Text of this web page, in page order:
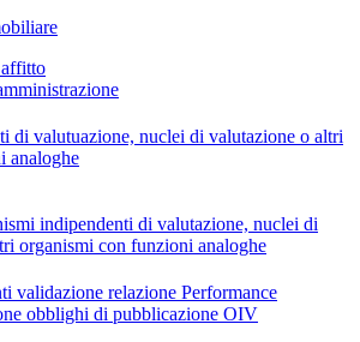
di valutuazione, nuclei di valutazione o altri
analoghe
indipendenti di valutazione, nuclei di
organismi con funzioni analoghe
validazione relazione Performance
obblighi di pubblicazione OIV